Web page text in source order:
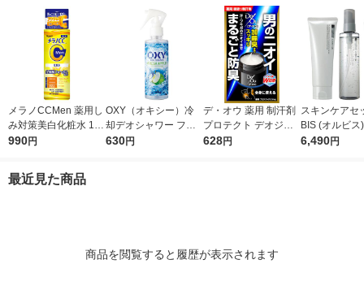
メラノCCMen 薬用し
み対策美白化粧水 170
ml ロート製薬
990円
OXY（オキシー）冷
却デオシャワー フレ
ッシュアップルの香り
630円
デ・オウ 薬用 制汗剤
プロテクト デオジャ
ム 全身用 男性用 加齢
628円
スキンケアセ
BIS (オルビス
ー3ステップ
6,490円
最近見た商品
商品を閲覧すると履歴が表示されます